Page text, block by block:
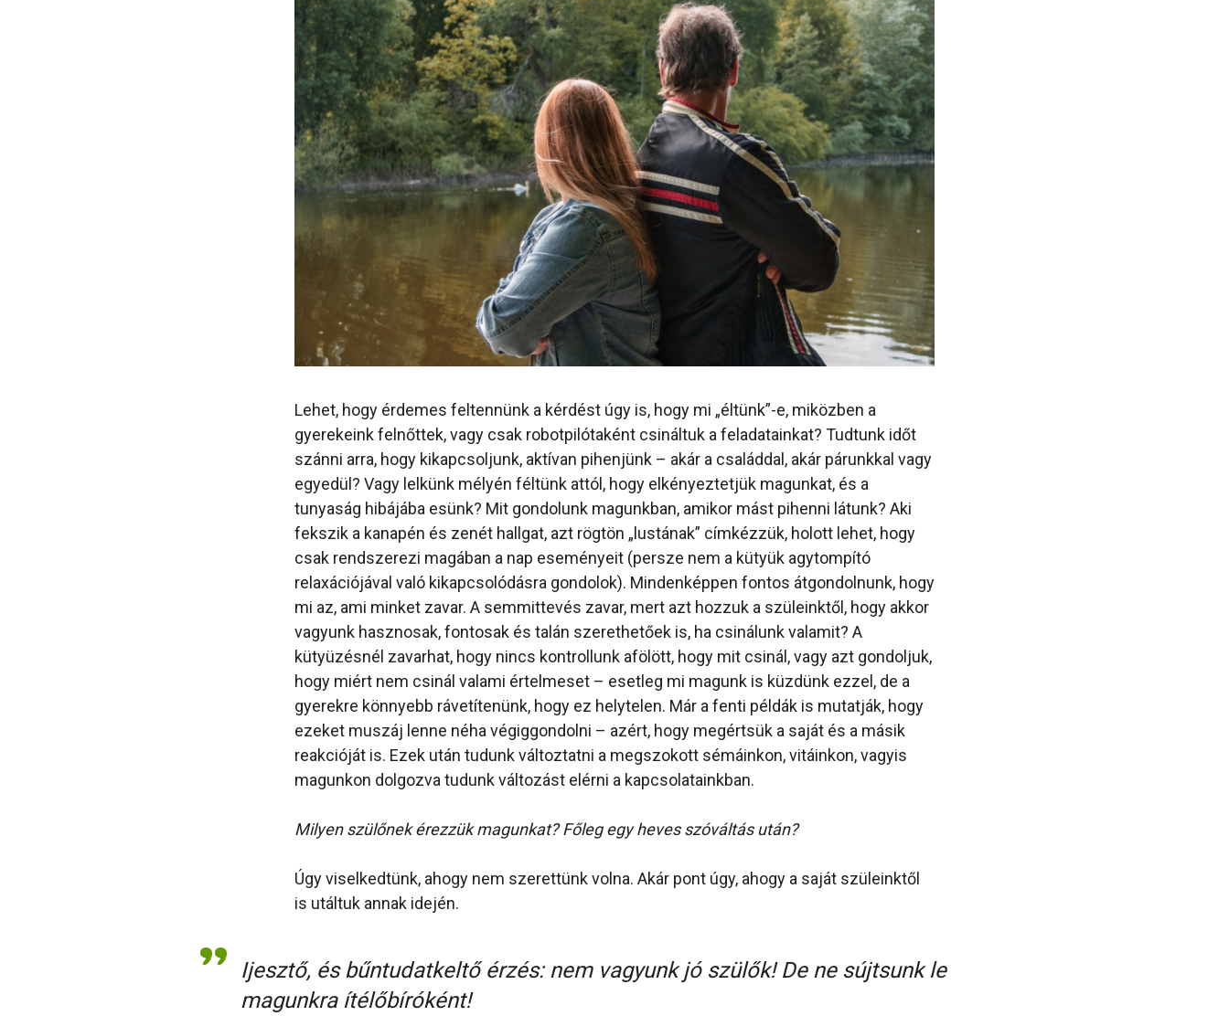
Lehet, hogy érdemes feltennünk a kérdést úgy is, hogy mi „éltünk”-e, miközben a
gyerekeink felnőttek, vagy csak robotpilótaként csináltuk a feladatainkat? Tudtunk időt
szánni arra, hogy kikapcsoljunk, aktívan pihenjünk – akár a családdal, akár párunkkal vagy
egyedül? Vagy lelkünk mélyén féltünk attól, hogy elkényeztetjük magunkat, és a
tunyaság hibájába esünk? Mit gondolunk magunkban, amikor mást pihenni látunk? Aki
fekszik a kanapén és zenét hallgat, azt rögtön „lustának” címkézzük, holott lehet, hogy
csak rendszerezi magában a nap eseményeit (persze nem a kütyük agytompító
relaxációjával való kikapcsolódásra gondolok). Mindenképpen fontos átgondolnunk, hogy
mi az, ami minket zavar. A semmittevés zavar, mert azt hozzuk a szüleinktől, hogy akkor
vagyunk hasznosak, fontosak és talán szerethetőek is, ha csinálunk valamit? A
kütyüzésnél zavarhat, hogy nincs kontrollunk afölött, hogy mit csinál, vagy azt gondoljuk,
hogy miért nem csinál valami értelmeset – esetleg mi magunk is küzdünk ezzel, de a
gyerekre könnyebb rávetítenünk, hogy ez helytelen. Már a fenti példák is mutatják, hogy
ezeket muszáj lenne néha végiggondolni – azért, hogy megértsük a saját és a másik
reakcióját is. Ezek után tudunk változtatni a megszokott sémáinkon, vitáinkon, vagyis
magunkon dolgozva tudunk változást elérni a kapcsolatainkban.
Milyen szülőnek érezzük magunkat? Főleg egy heves szóváltás után?
Úgy viselkedtünk, ahogy nem szerettünk volna. Akár pont úgy, ahogy a saját szüleinktől
is utáltuk annak idején.
Ijesztő, és bűntudatkeltő érzés: nem vagyunk jó szülők! De ne sújtsunk le
magunkra ítélőbíróként!